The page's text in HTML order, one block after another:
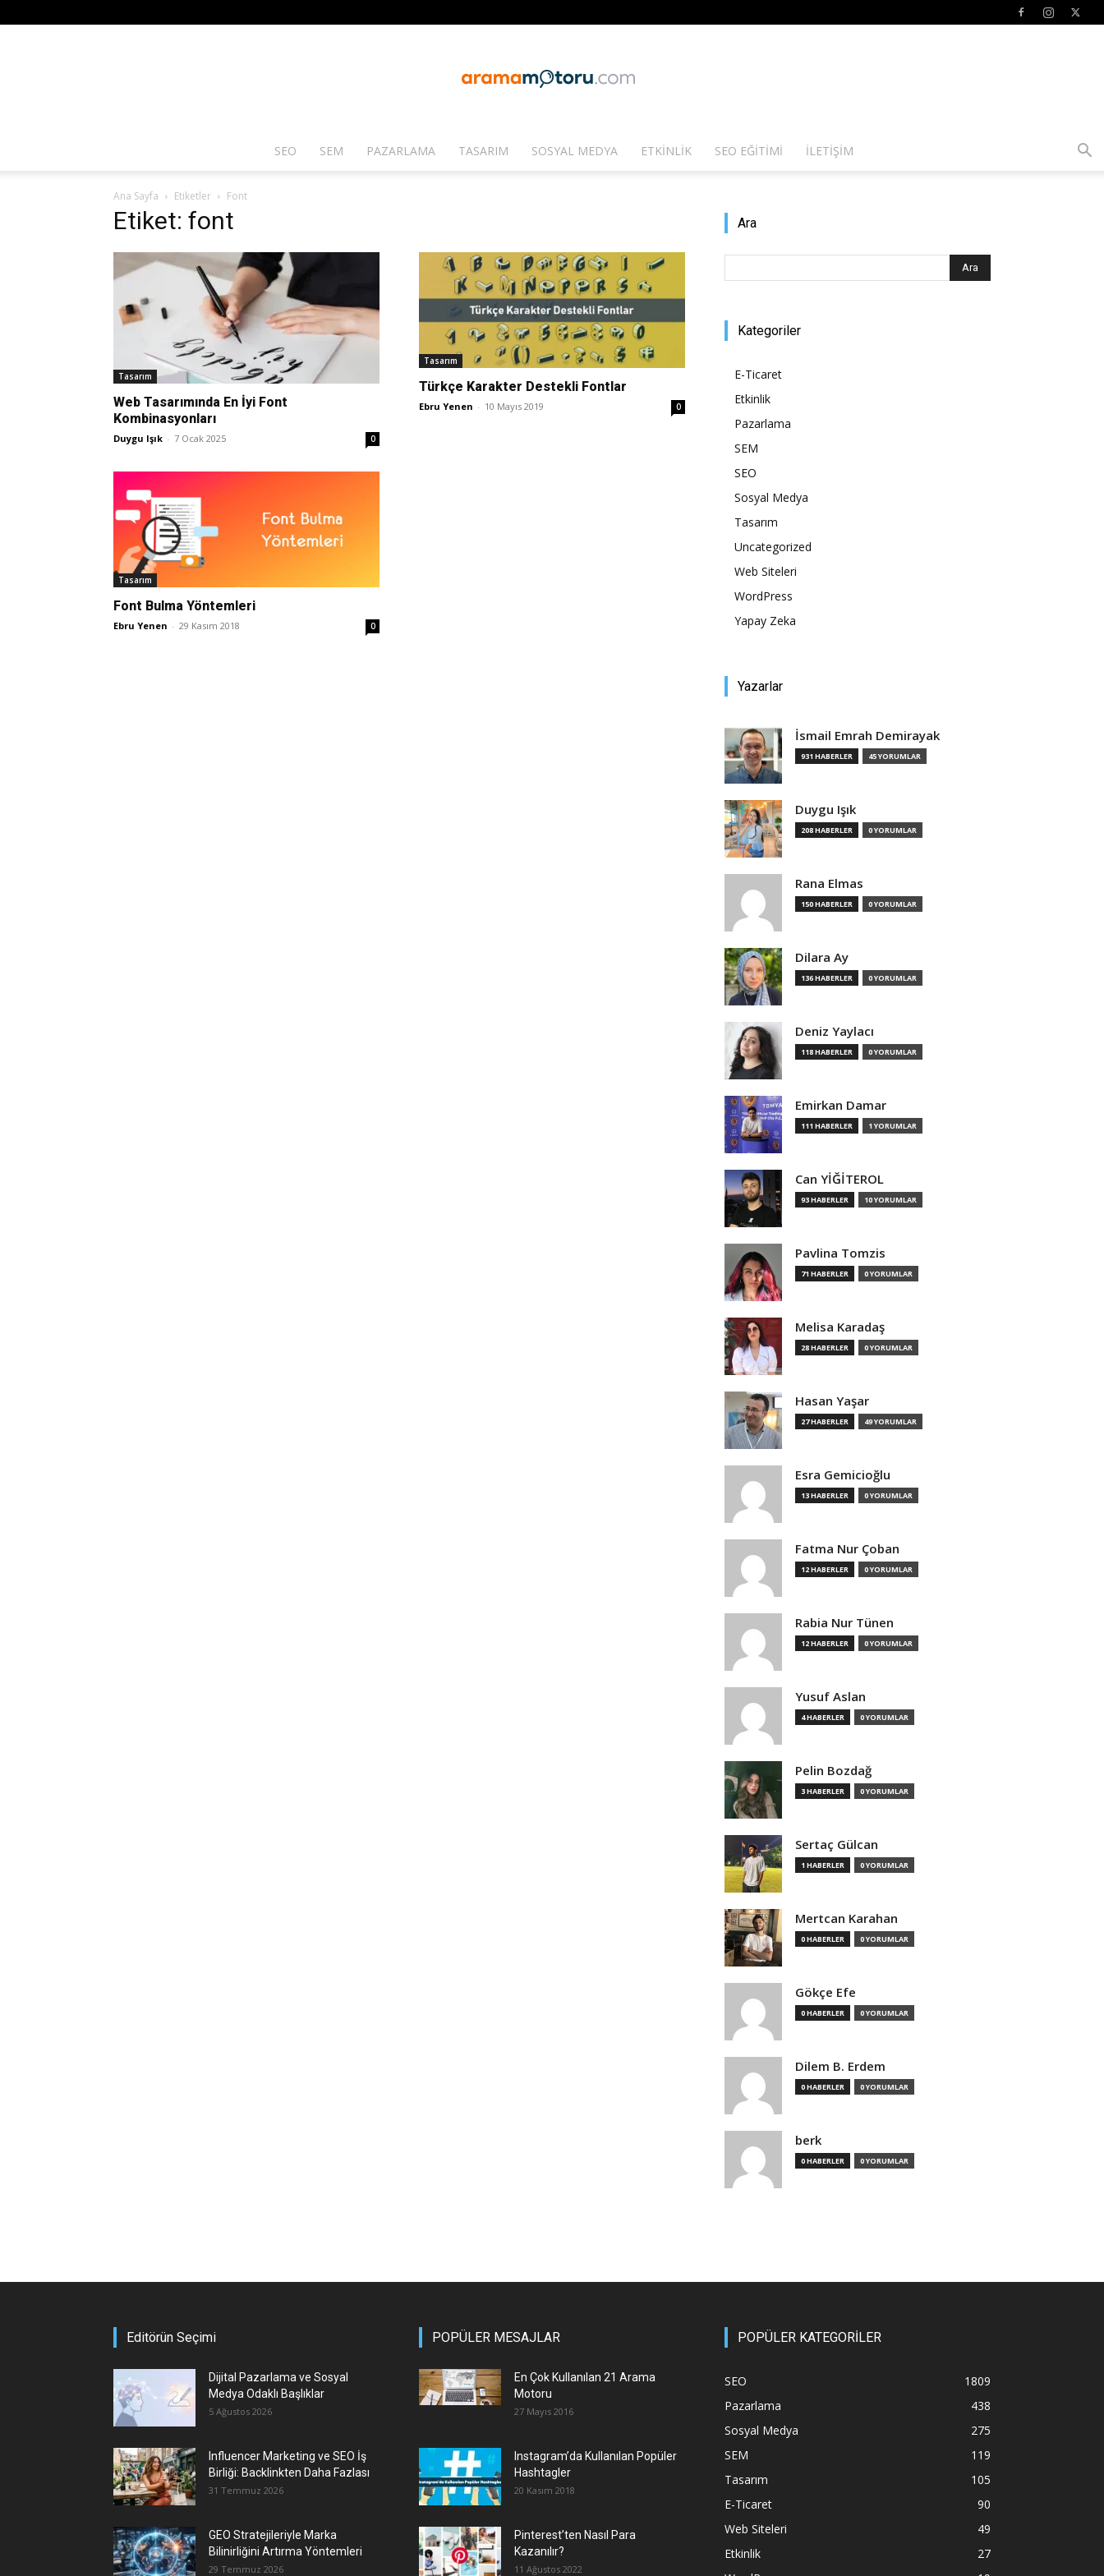
Arama
Motoru
SEO SEM PAZARLAMA TASARIM SOSYAL MEDYA ETKINLIK SEO EĞITIMI İLETIŞIM
Ana Sayfa Etiketler Font
Etiket: font
Tasarım
Web Tasarımında En İyi Font
Kombinasyonları
Duygu Işık - 7 Ocak 2025 0
Tasarım
Türkçe Karakter Destekli Fontlar
Ebru Yenen - 10 Mayıs 2019 0
Tasarım
Font Bulma Yöntemleri
Ebru Yenen - 29 Kasım 2018 0
Ara
Kategoriler
E-Ticaret
Etkinlik
Pazarlama
SEM
SEO
Sosyal Medya
Tasarım
Uncategorized
Web Siteleri
WordPress
Yapay Zeka
Yazarlar
İsmail Emrah Demirayak
931 HABERLER 45 YORUMLAR
Duygu Işık
208 HABERLER 0 YORUMLAR
Rana Elmas
150 HABERLER 0 YORUMLAR
Dilara Ay
136 HABERLER 0 YORUMLAR
Deniz Yaylacı
118 HABERLER 0 YORUMLAR
Emirkan Damar
111 HABERLER 1 YORUMLAR
Can YİĞİTEROL
93 HABERLER 10 YORUMLAR
Pavlina Tomzis
71 HABERLER 0 YORUMLAR
Melisa Karadaş
28 HABERLER 0 YORUMLAR
Hasan Yaşar
27 HABERLER 49 YORUMLAR
Esra Gemicioğlu
13 HABERLER 0 YORUMLAR
Fatma Nur Çoban
12 HABERLER 0 YORUMLAR
Rabia Nur Tünen
12 HABERLER 0 YORUMLAR
Yusuf Aslan
4 HABERLER 0 YORUMLAR
Pelin Bozdağ
3 HABERLER 0 YORUMLAR
Sertaç Gülcan
1 HABERLER 0 YORUMLAR
Mertcan Karahan
0 HABERLER 0 YORUMLAR
Gökçe Efe
0 HABERLER 0 YORUMLAR
Dilem B. Erdem
0 HABERLER 0 YORUMLAR
berk
0 HABERLER 0 YORUMLAR
Editörün Seçimi
Dijital Pazarlama ve Sosyal
Medya Odaklı Başlıklar
5 Ağustos 2026
Influencer Marketing ve SEO İş
Birliği: Backlinkten Daha Fazlası
31 Temmuz 2026
GEO Stratejileriyle Marka
Bilinirliğini Artırma Yöntemleri
29 Temmuz 2026
POPÜLER MESAJLAR
En Çok Kullanılan 21 Arama
Motoru
27 Mayıs 2016
Instagram’da Kullanılan Popüler
Hashtagler
20 Kasım 2018
Pinterest’ten Nasıl Para
Kazanılır?
11 Ağustos 2022
POPÜLER KATEGORİLER
SEO
1809
Pazarlama
438
Sosyal Medya
275
SEM
119
Tasarım
105
E-Ticaret
90
Web Siteleri
49
Etkinlik
27